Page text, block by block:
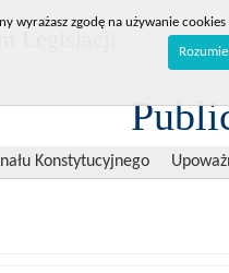
Konstytucyjnego
wyrażasz zgodę na używanie